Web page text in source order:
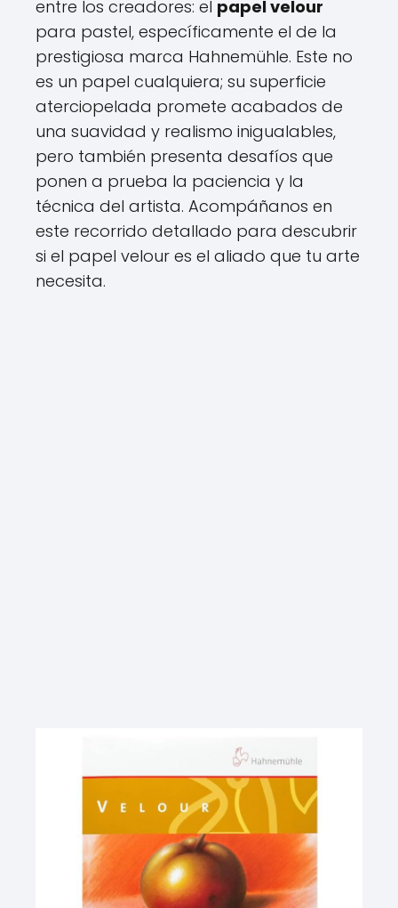
entre los creadores: el papel velour
para pastel, específicamente el de la
prestigiosa marca Hahnemühle. Este no
es un papel cualquiera; su superficie
aterciopelada promete acabados de
una suavidad y realismo inigualables,
pero también presenta desafíos que
ponen a prueba la paciencia y la
técnica del artista. Acompáñanos en
este recorrido detallado para descubrir
si el papel velour es el aliado que tu arte
necesita.